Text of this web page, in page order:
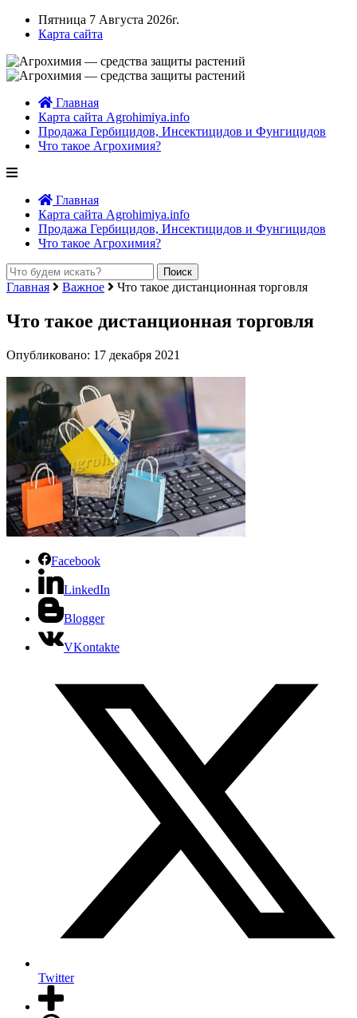
Пятница 7 Августа 2026г.
Карта сайта
Главная
Карта сайта Agrohimiya.info
Продажа Гербицидов, Инсектицидов и Фунгицидов
Что такое Агрохимия?
Главная
Карта сайта Agrohimiya.info
Продажа Гербицидов, Инсектицидов и Фунгицидов
Что такое Агрохимия?
Главная Важное Что такое дистанционная торговля
Что такое дистанционная торговля
Опубликовано: 17 декабря 2021
Facebook
LinkedIn
Blogger
VKontakte
Twitter